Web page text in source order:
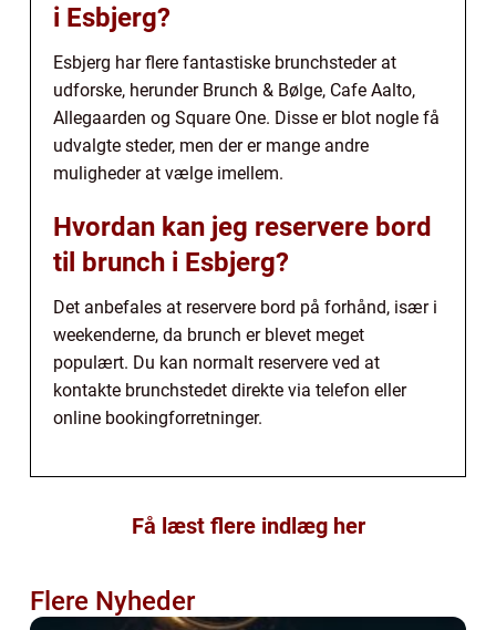
i Esbjerg?
Esbjerg har flere fantastiske brunchsteder at
udforske, herunder Brunch & Bølge, Cafe Aalto,
Allegaarden og Square One. Disse er blot nogle få
udvalgte steder, men der er mange andre
muligheder at vælge imellem.
Hvordan kan jeg reservere bord
til brunch i Esbjerg?
Det anbefales at reservere bord på forhånd, især i
weekenderne, da brunch er blevet meget
populært. Du kan normalt reservere ved at
kontakte brunchstedet direkte via telefon eller
online bookingforretninger.
Få læst flere indlæg her
Flere Nyheder